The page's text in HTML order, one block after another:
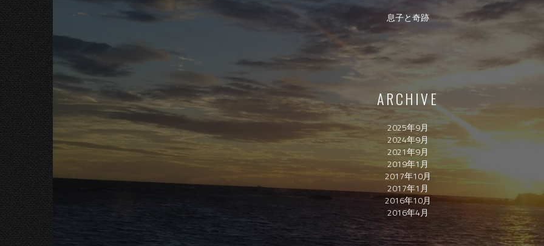
息子と奇跡
ARCHIVE
2025年9月
2024年9月
2021年9月
2019年1月
2017年10月
2017年1月
2016年10月
2016年4月